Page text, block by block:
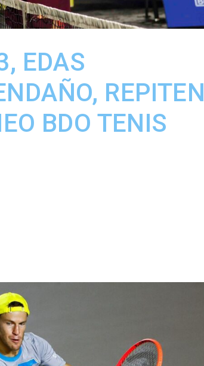
EDAS
REPITEN
BDO TENIS